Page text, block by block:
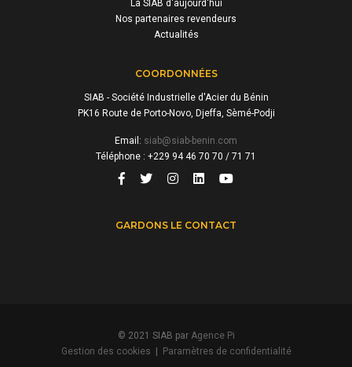
La SIAB d'aujourd'hui
Nos partenaires revendeurs
Actualités
COORDONNÉES
SIAB - Société Industrielle d'Acier du Bénin
PK16 Route de Porto-Novo, Djeffa, Sèmé-Podji
Email: siab@siab-benin.com
Téléphone : +229 94 46 70 70 / 71 71
GARDONS LE CONTACT
© 2021 SIAB par Agence Pi
Gestion des cookies | Paramètres de confidentialité